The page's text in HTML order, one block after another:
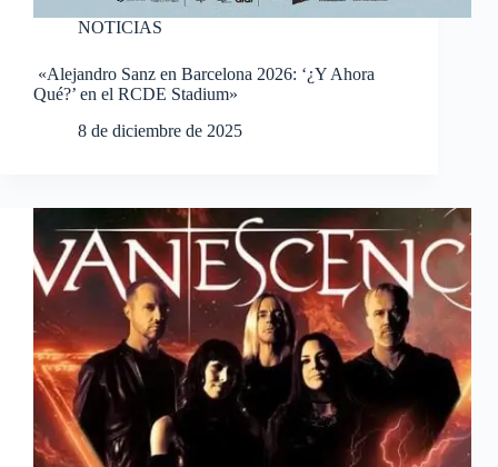
NOTICIAS
«Alejandro Sanz en Barcelona 2026: ‘¿Y Ahora
Qué?’ en el RCDE Stadium»
8 de diciembre de 2025